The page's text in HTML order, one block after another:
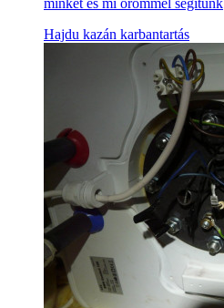
minket és mi örömmel segítünk
Hajdu kazán karbantartás